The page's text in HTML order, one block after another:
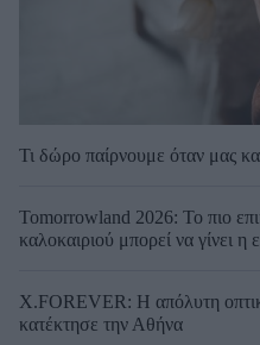
Τι δώρο παίρνουμε όταν μας
Tomorrowland 2026: Το πιο
καλοκαιριού μπορεί να γίνει
X.FOREVER: Η απόλυτη
κατέκτησε την Αθήνα